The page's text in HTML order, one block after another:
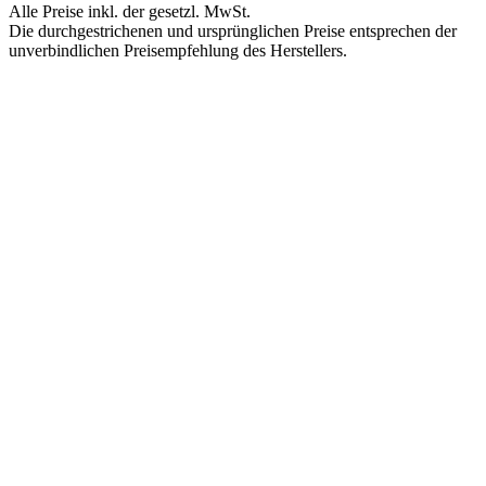
Alle Preise inkl. der gesetzl. MwSt.
Die durchgestrichenen und ursprünglichen Preise entsprechen der
unverbindlichen Preisempfehlung des Herstellers.